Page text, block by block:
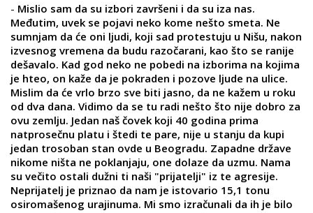
- Mislio sam da su izbori završeni i da su iza nas.
Međutim, uvek se pojavi neko kome nešto smeta. Ne
sumnjam da će oni ljudi, koji sad protestuju u Nišu, nakon
izvesnog vremena da budu razočarani, kao što se ranije
dešavalo. Kad god neko ne pobedi na izborima na kojima
je hteo, on kaže da je pokraden i pozove ljude na ulice.
Mislim da će vrlo brzo sve biti jasno, da ne kažem u roku
od dva dana. Vidimo da se tu radi nešto što nije dobro za
ovu zemlju. Jedan naš čovek koji 40 godina prima
natprosečnu platu i štedi te pare, nije u stanju da kupi
jedan trosoban stan ovde u Beogradu. Zapadne države
nikome ništa ne poklanjaju, one dolaze da uzmu. Nama
su večito ostali dužni ti naši "prijatelji" iz te agresije.
Neprijatelj je priznao da nam je istovario 15,1 tonu
osiromašenog urajinuma. Mi smo izračunali da ih je bilo